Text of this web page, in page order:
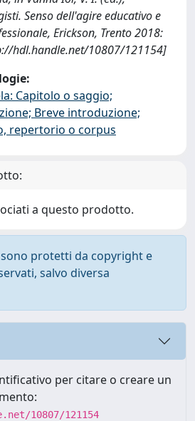
Senso dell'agire educativo e
Erickson, Trento 2018:
hdl.handle.net/10807/121154]
Capitolo o saggio;
Breve introduzione;
repertorio o corpus
a questo prodotto.
protetti da copyright e
salvo diversa
per citare o creare un
10807/121154